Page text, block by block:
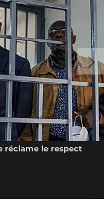
réclame le respect